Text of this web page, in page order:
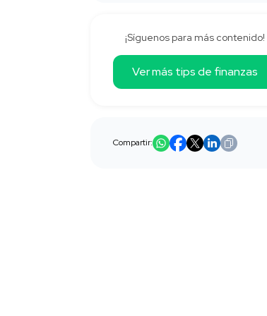
¡Síguenos para más contenido!
Ver más tips de finanzas
Compartir: